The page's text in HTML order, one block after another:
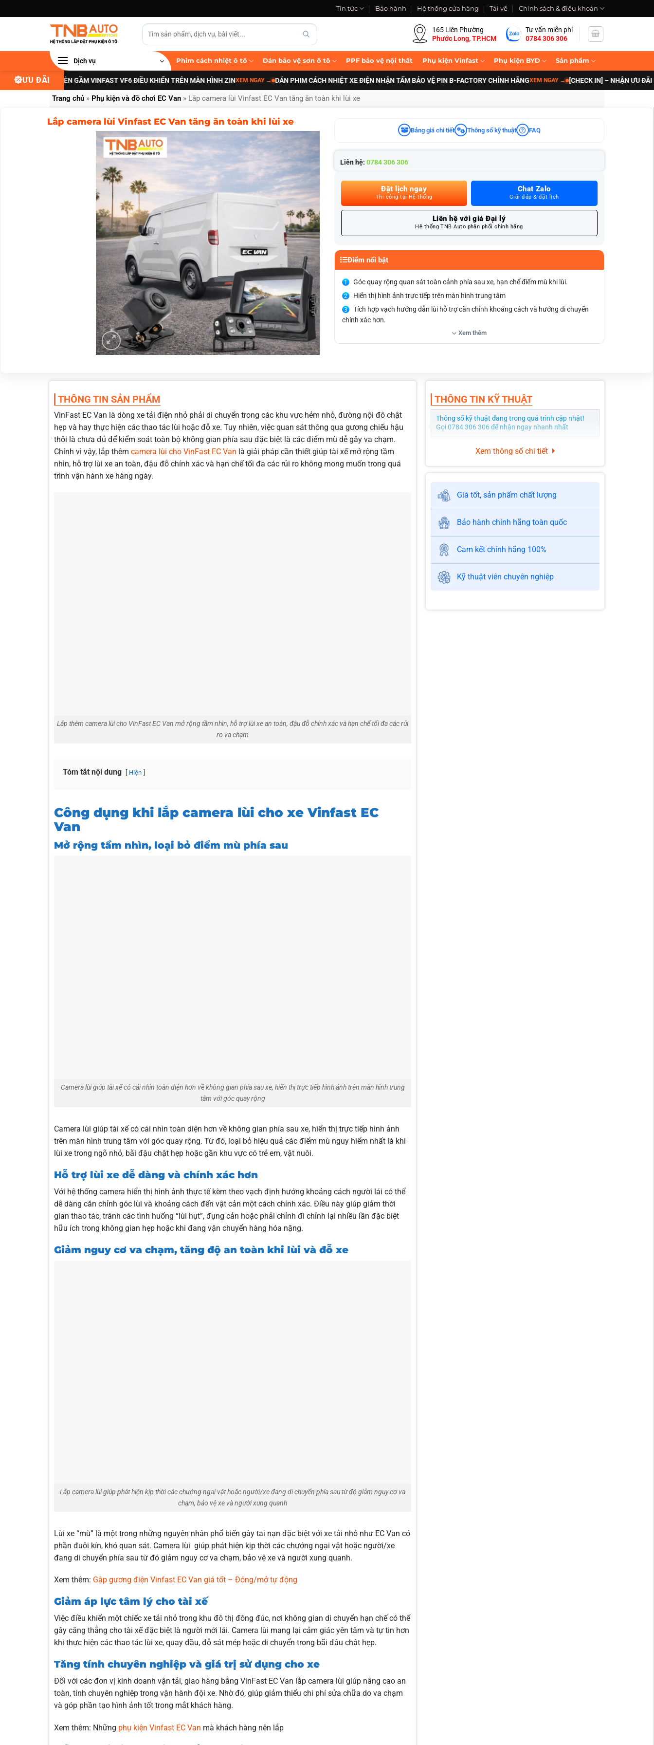
qua
Tin tức Bảo hành Hệ thống cửa hàng Tải về Chính sách & điều khoản
165 Liên Phường
Phước Long, TP.HCM
Tư vấn miễn phí
0784 306 306
Dịch vụ Phim cách nhiệt ô tô Dán bảo vệ sơn ô tô PPF bảo vệ nội thất Phụ kiện Vinfast Phụ kiện BYD Sản phẩm
ƯU ĐÃI
CẤP ĐÈN GẦM VINFAST VF6 ĐIỀU KHIỂN TRÊN MÀN HÌNH ZINXEM NGAY→ DÁN PHIM CÁCH NHIỆT XE ĐIỆN NHẬN TẤM BẢO VỆ PIN B-FACTORY CHÍNH HÃNG XEM NGAY→ [CHECK IN] – NHẬN ƯU ĐÃI NÂNG
Trang chủ » Phụ kiện và đồ chơi EC Van » Lắp camera lùi Vinfast EC Van tăng ăn toàn khi lùi xe
Lắp camera lùi Vinfast EC Van tăng ăn toàn khi lùi xe
Bảng giá chi tiết Thông số kỹ thuật FAQ
Liên hệ: 0784 306 306
Đặt lịch ngay
Thi công tại Hệ thống
Chat Zalo
Giải đáp & đặt lịch
Liên hệ với giá Đại lý
Hệ thống TNB Auto phân phối chính hãng
Điểm nổi bật
Góc quay rộng quan sát toàn cảnh phía sau xe, hạn chế điểm mù khi lùi.
Hiển thị hình ảnh trực tiếp trên màn hình trung tâm
Tích hợp vạch hướng dẫn lùi hỗ trợ căn chỉnh khoảng cách và hướng di chuyển
chính xác hơn.
Cảm biến ánh sáng giúp camera hoạt động rõ nét trong điều kiện thiếu sáng.
Xem thêm
THÔNG TIN SẢN PHẨM
VinFast EC Van là dòng xe tải điện nhỏ phải di chuyển trong các khu vực hẻm nhỏ, đường nội đô chật
hẹp và hay thực hiện các thao tác lùi hoặc đỗ xe. Tuy nhiên, việc quan sát thông qua gương chiếu hậu
thôi là chưa đủ để kiểm soát toàn bộ không gian phía sau đặc biệt là các điểm mù dễ gây va chạm.
Chính vì vậy, lắp thêmcamera lùi cho VinFast EC Van là giải pháp cần thiết giúp tài xế mở rộng tầm
nhìn, hỗ trợ lùi xe an toàn, đậu đỗ chính xác và hạn chế tối đa các rủi ro không mong muốn trong quá
trình vận hành xe hàng ngày.
Lắp thêm camera lùi cho VinFast EC Van mở rộng tầm nhìn, hỗ trợ lùi xe an toàn, đậu đỗ chính xác và hạn chế tối đa các rủi
ro va chạm
Tóm tắt nội dung Hiện
Công dụng khi lắp camera lùi cho xe Vinfast EC
Van
Mở rộng tầm nhìn, loại bỏ điểm mù phía sau
Camera lùi giúp tài xế có cái nhìn toàn diện hơn về không gian phía sau xe, hiển thị trực tiếp hình ảnh trên màn hình trung
tâm với góc quay rộng
Camera lùi giúp tài xế có cái nhìn toàn diện hơn về không gian phía sau xe, hiển thị trực tiếp hình ảnh
trên màn hình trung tâm với góc quay rộng. Từ đó, loại bỏ hiệu quả các điểm mù nguy hiểm nhất là khi
lùi xe trong ngõ nhỏ, bãi đậu chật hẹp hoặc gần khu vực có trẻ em, vật nuôi.
Hỗ trợ lùi xe dễ dàng và chính xác hơn
Với hệ thống camera hiển thị hình ảnh thực tế kèm theo vạch định hướng khoảng cách người lái có thể
dễ dàng căn chỉnh góc lùi và khoảng cách đến vật cản một cách chính xác. Điều này giúp giảm thời
gian thao tác, tránh các tình huống “lùi hụt”, đụng cản hoặc phải chỉnh đi chỉnh lại nhiều lần đặc biệt
hữu ích trong không gian hẹp hoặc khi đang vận chuyển hàng hóa nặng.
Giảm nguy cơ va chạm, tăng độ an toàn khi lùi và đỗ xe
Lắp camera lùi giúp phát hiện kịp thời các chướng ngại vật hoặc người/xe đang di chuyển phía sau từ đó giảm nguy cơ va
chạm, bảo vệ xe và người xung quanh
Lùi xe “mù” là một trong những nguyên nhân phổ biến gây tai nạn đặc biệt với xe tải nhỏ như EC Van có
phần đuôi kín, khó quan sát. Camera lùi giúp phát hiện kịp thời các chướng ngại vật hoặc người/xe
đang di chuyển phía sau từ đó giảm nguy cơ va chạm, bảo vệ xe và người xung quanh.
Xem thêm: Gập gương điện Vinfast EC Van giá tốt – Đóng/mở tự động
Giảm áp lực tâm lý cho tài xế
Việc điều khiển một chiếc xe tải nhỏ trong khu đô thị đông đúc, nơi không gian di chuyển hạn chế có thể
gây căng thẳng cho tài xế đặc biệt là người mới lái. Camera lùi mang lại cảm giác yên tâm và tự tin hơn
khi thực hiện các thao tác lùi xe, quay đầu, đỗ sát mép hoặc di chuyển trong bãi đậu chật hẹp.
Tăng tính chuyên nghiệp và giá trị sử dụng cho xe
Đối với các đơn vị kinh doanh vận tải, giao hàng bằng VinFast EC Van lắp camera lùi giúp nâng cao an
toàn, tính chuyên nghiệp trong vận hành đội xe. Nhờ đó, giúp giảm thiểu chi phí sửa chữa do va chạm
và góp phần tạo hình ảnh tốt trong mắt khách hàng.
Xem thêm: Những phụ kiện Vinfast EC Van mà khách hàng nên lắp
THÔNG TIN KỸ THUẬT
Thông số kỹ thuật đang trong quá trình cập nhật!
Gọi 0784 306 306 để nhận ngay nhanh nhất
Xem thông số chi tiết
Giá tốt, sản phẩm chất lượng
Bảo hành chính hãng toàn quốc
Cam kết chính hãng 100%
Kỹ thuật viên chuyên nghiệp